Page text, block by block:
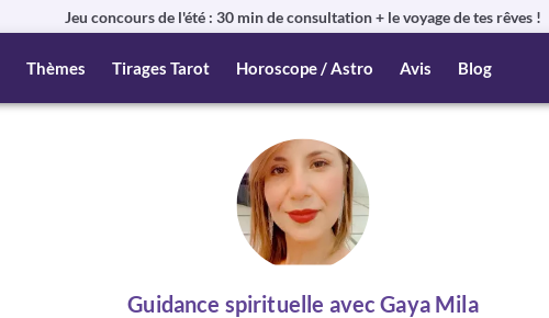
Jeu concours de l'été : 30 min de consultation + le voyage de tes rêves !
Thèmes Tirages Tarot Horoscope / Astro Avis Blog
Guidance spirituelle avec Gaya Mila